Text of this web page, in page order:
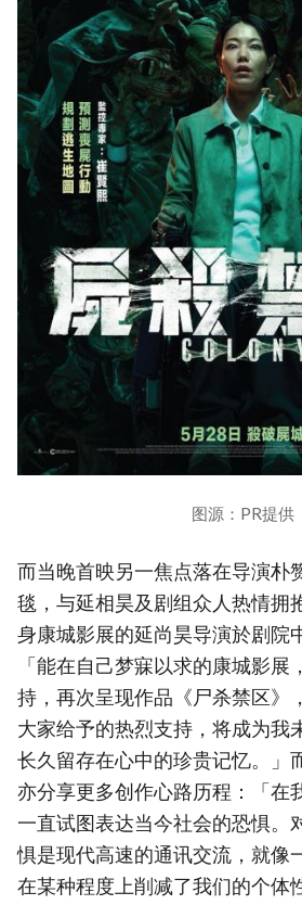
图源：PR提供
而当晚首映另一焦点落在导演朴
毯，与延相昊及剧组众人热情拥
身康城影展的延尚昊导演於剧院
「能在自己梦寐以求的康城影展
持，再次呈现作品《尸杀禁区》
大家给予的热烈支持，将成为我
长久留存在心中的珍贵记忆。」
亦分享更多创作心路历程：「在
一直试图表达当今社会的恐惧。
惧是现代高速的通讯交流，就像
在某种程度上削减了我们的个体